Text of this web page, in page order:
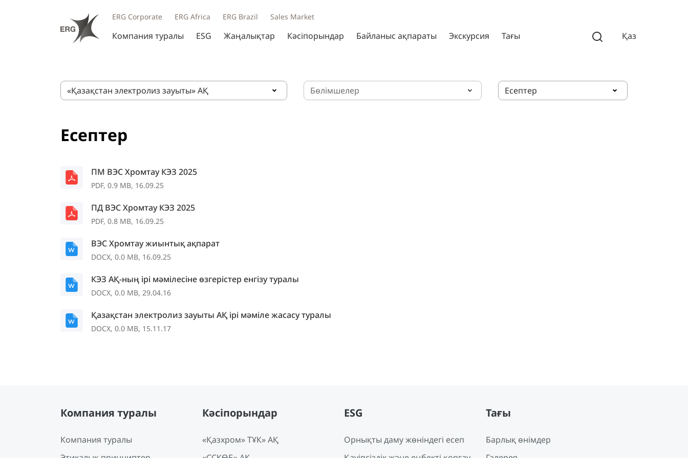
ERG Corporate ERG Africa ERG Brazil Sales Market
Компания туралы ESG Жаңалықтар Кәсіпорындар Байланыс ақпараты Экскурсия Тағы Қаз
«Қазақстан электролиз зауыты» АҚ Бөлімшелер Есептер
Есептер
ПМ ВЭС Хромтау КЭЗ 2025
PDF, 0.9 MB, 16.09.25
ПД ВЭС Хромтау КЭЗ 2025
PDF, 0.8 MB, 16.09.25
ВЭС Хромтау жиынтық ақпарат
DOCX, 0.0 MB, 16.09.25
КЭЗ АҚ-ның ірі мәмілесіне өзгерістер енгізу туралы
DOCX, 0.0 MB, 29.04.16
Қазақстан электролиз зауыты АҚ ірі мәміле жасасу туралы
DOCX, 0.0 MB, 15.11.17
Компания туралы
Компания туралы
Кәсіпорындар
«Қазхром» ТҰК» АҚ
ESG
Орнықты даму жөніндегі есеп
Тағы
Барлық өнімдер